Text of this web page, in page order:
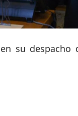
su despacho